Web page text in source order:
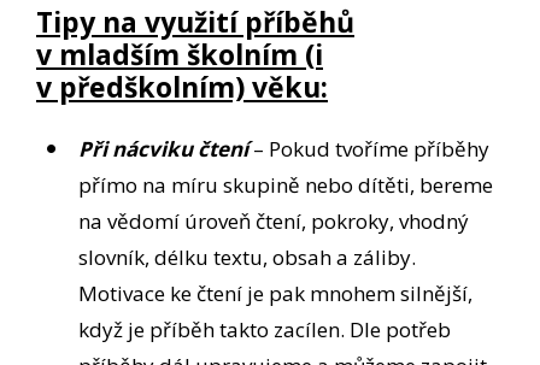
Tipy na využití příběhů
v mladším školním (i
v předškolním) věku:
Při nácviku čtení– Pokud tvoříme příběhy
přímo na míru skupině nebo dítěti, bereme
na vědomí úroveň čtení, pokroky, vhodný
slovník, délku textu, obsah a záliby.
Motivace ke čtení je pak mnohem silnější,
když je příběh takto zacílen. Dle potřeb